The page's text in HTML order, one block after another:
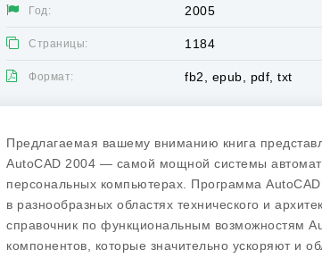
Год: 2005
Страницы: 1184
Формат: fb2, epub, pdf, txt
Предлагаемая вашему вниманию книга
AutoCAD 2004 — самой мощной системы
персональных компьютерах. Программа
в разнообразных областях технического и
справочник по функциональным возможностям
компонентов, которые значительно ускоряют и